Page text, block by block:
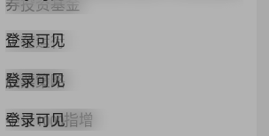
券投资基金
正在运行
登录可见
股票策略
登录可见
中证1000指增
登录可见